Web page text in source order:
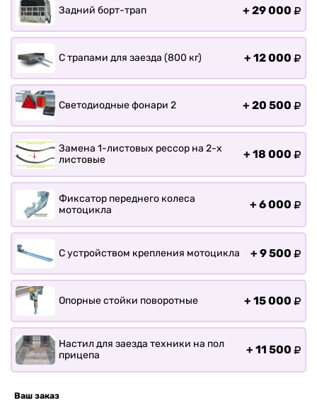
Задний борт-трап + 29 000
С трапами для заезда (800 кг) + 12 000
Светодиодные фонари 2 + 20 500
Замена 1-листовых рессор на 2-х
листовые
+ 18 000
Фиксатор переднего колеса
мотоцикла
+ 6 000
С устройством крепления мотоцикла + 9 500
Опорные стойки поворотные + 15 000
Настил для заезда техники на пол
прицепа
+ 11 500
Ваш заказ